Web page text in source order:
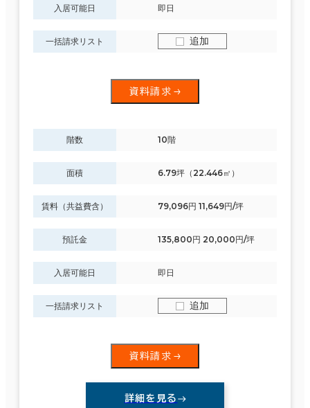
入居可能日 即日
一括請求リスト 追加
資料請求
階数 10階
面積 6.79坪（22.446㎡）
賃料（共益費含） 79,096円 11,649円/坪
預託金 135,800円 20,000円/坪
入居可能日 即日
一括請求リスト 追加
資料請求
詳細を見る